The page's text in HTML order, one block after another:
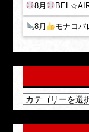
8月
8月 モナコパ